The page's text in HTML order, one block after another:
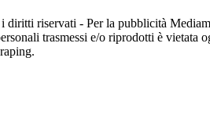
riservati - Per la pubblicità
trasmessi e/o riprodotti è